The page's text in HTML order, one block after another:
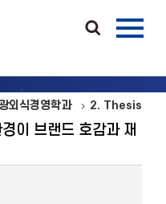
외식경영학과 2. Thesis
이 브랜드 호감과 재